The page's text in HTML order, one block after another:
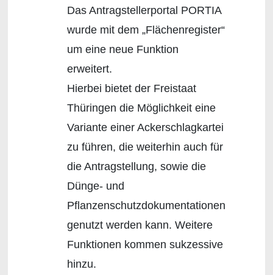
Das Antragstellerportal PORTIA
wurde mit dem „Flächenregister“
um eine neue Funktion
erweitert.
Hierbei bietet der Freistaat
Thüringen die Möglichkeit eine
Variante einer Ackerschlagkartei
zu führen, die weiterhin auch für
die Antragstellung, sowie die
Dünge- und
Pflanzenschutzdokumentationen
genutzt werden kann. Weitere
Funktionen kommen sukzessive
hinzu.